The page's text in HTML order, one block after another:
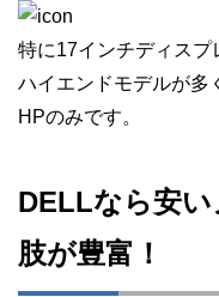
特に17インチディスプ
ハイエンドモデルが多
HPのみです。
DELLなら安
肢が豊富！